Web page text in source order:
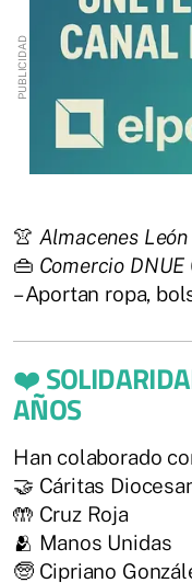
👚 Almacenes León
👜 Comercio DNUE
– Aportan ropa,
❤️
AÑOS
Han colaborado
🤝 Cáritas
🤲 Cruz Roja
🫂 Manos Unidas
🧓 Cipriano